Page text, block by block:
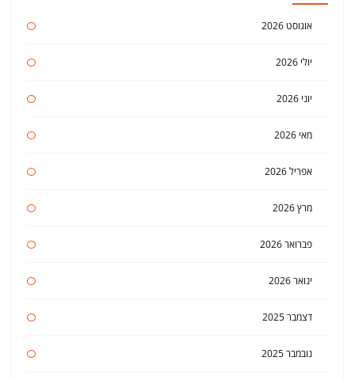
אוגוסט 2026
יולי 2026
יוני 2026
מאי 2026
אפריל 2026
מרץ 2026
פברואר 2026
ינואר 2026
דצמבר 2025
נובמבר 2025